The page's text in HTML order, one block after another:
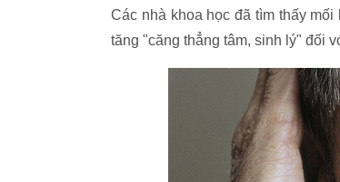
Các nhà khoa học đã tìm thấy
tăng "căng thẳng tâm, sinh lý" đối